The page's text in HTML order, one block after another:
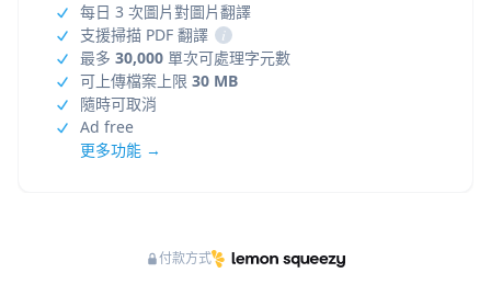
每日 3 次圖片對圖片翻譯
支援掃描 PDF 翻譯
i
最多 30,000 單次可處理字元數
可上傳檔案上限 30 MB
隨時可取消
Ad free
更多功能 →
付款方式